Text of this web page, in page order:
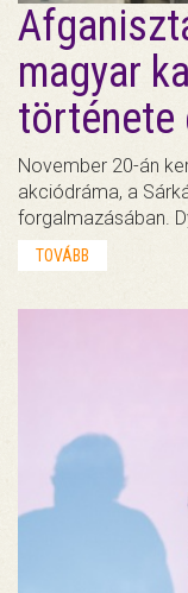
magyar
története
November 20-án
akciódráma, a
forgalmazásában.
TOVÁBB